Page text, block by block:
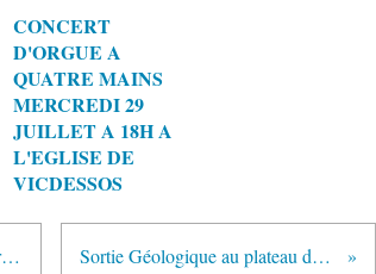
CONCERT
D'ORGUE A
QUATRE MAINS
MERCREDI 29
JUILLET A 18H A
L'EGLISE DE
VICDESSOS
fête de la musique le samedi 20 juin à partir de 18 h Sortie Géologique au plateau de Beille